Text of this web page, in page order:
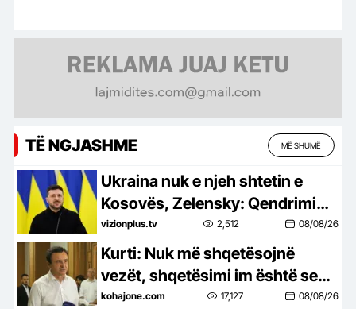
TË NGJASHME MË SHUMË
Ukraina nuk e njeh shtetin e
Kosovës, Zelensky: Qendrimi
jonë mbetet i pandryshuar,
respektojmë integritetin
territorial të Serbisë
vizionplus.tv 2,512 08/08/26
Kurti: Nuk më shqetësojnë
vezët, shqetësimi im është se
opozita nuk pranon të ulet në
kohajone.com 17,127 08/08/26